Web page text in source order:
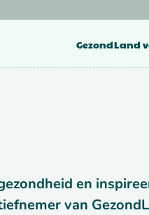
GezondLand
en
van